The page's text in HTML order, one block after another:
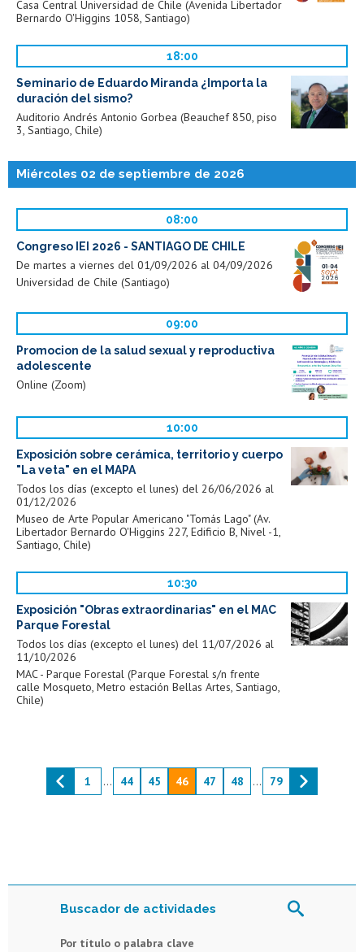
Buscador de actividades
Por título o palabra clave
Casa Central Universidad de Chile (Avenida Libertador
Bernardo O'Higgins 1058, Santiago)
18:00
Seminario de Eduardo Miranda ¿Importa la
duración del sismo?
Auditorio Andrés Antonio Gorbea (Beauchef 850, piso
3, Santiago, Chile)
Miércoles 02 de septiembre de 2026
08:00
Congreso IEI 2026 - SANTIAGO DE CHILE
De martes a viernes del 01/09/2026 al 04/09/2026
Universidad de Chile (Santiago)
09:00
Promocion de la salud sexual y reproductiva
adolescente
Online (Zoom)
10:00
Exposición sobre cerámica, territorio y cuerpo
"La veta" en el MAPA
Todos los días (excepto el lunes) del 26/06/2026 al
01/12/2026
Museo de Arte Popular Americano "Tomás Lago" (Av.
Libertador Bernardo O'Higgins 227, Edificio B, Nivel -1,
Santiago, Chile)
10:30
Exposición "Obras extraordinarias" en el MAC
Parque Forestal
Todos los días (excepto el lunes) del 11/07/2026 al
11/10/2026
MAC - Parque Forestal (Parque Forestal s/n frente
calle Mosqueto, Metro estación Bellas Artes, Santiago,
Chile)
1 ... 44 45 46 47 48 ... 79